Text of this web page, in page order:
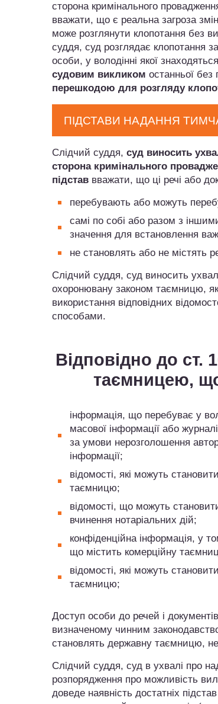
сторона кримінального
вважати, що є реальна загроза
може розглянути клопотання без
суддя, суд розглядає клопотання
особи, у володінні якої
судовим викликом останньої
перешкодою для розгляду
ПІДСТАВИ НАДАННЯ
Слідчий суддя, суд виносить
сторона кримінального
підстав вважати, що ці речі або
перебувають або можуть
самі по собі або разом з
значення для встановлення
не становлять або не містять
Слідчий суддя, суд виносить
охоронювану законом таємницю,
використання відповідних
способами.
Відповідно до
таємницею, що
інформація, що перебуває у
масової інформації або
за умови нерозголошення
інформації;
відомості, які можуть
таємницю;
відомості, що можуть
вчинення нотаріальних дій;
конфіденційна інформація, у
що містить комерційну
відомості, які можуть
таємницю;
Доступ особи до речей і
визначеному чинним
становлять державну таємницю,
Слідчий суддя, суд в ухвалі про
розпорядження про можливість
доведе наявність достатніх